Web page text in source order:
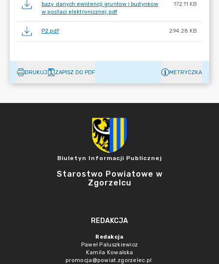
bazy danych ewidencji gruntow i budynkow
w postaci elektronicznej.pdf
172.11 KB
P2.pdf 294.28 KB
DRUKUJ ZAPISZ DO PDF METRYCZKA
Biuletyn Informacji Publicznej
Starostwo Powiatowe w
Zgorzelcu
REDAKCJA
Redakcja
Paweł Paluszkiewicz
Kamila Kowalska
promocja@powiat.zgorzelec.pl